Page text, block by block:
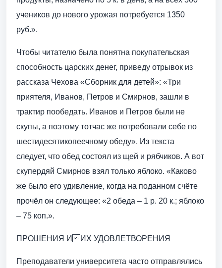
учеников до нового урожая потребуется 1350
руб.».
Чтобы читателю была понятна покупательская
способность царских денег, приведу отрывок из
рассказа Чехова «Сборник для детей»: «Три
приятеля, Иванов, Петров и Смирнов, зашли в
трактир пообедать. Иванов и Петров были не
скупы, а поэтому тотчас же потребовали себе по
шестидесятикопеечному обеду». Из текста
следует, что обед состоял из щей и рябчиков. А вот
скупердяй Смирнов взял только яблоко. «Каково
же было его удивление, когда на поданном счёте
прочёл он следующее: «2 обеда – 1 р. 20 к.; яблоко
– 75 коп.».
ПРОШЕНИЯ ИИХ УДОВЛЕТВОРЕНИЯ
Преподаватели университета часто отправлялись